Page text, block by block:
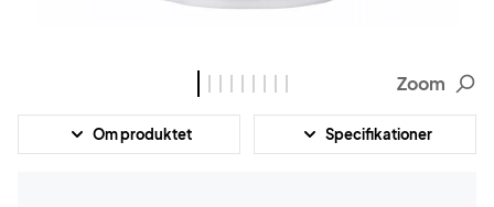
Zoom
Om produktet Specifikationer